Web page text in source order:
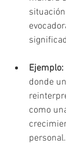
Ejemplo:
donde
como
personal.